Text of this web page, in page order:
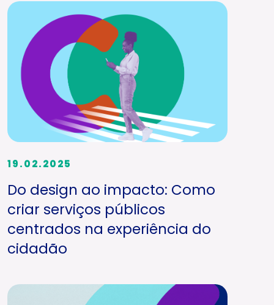
19.02.2025
Do design ao impacto: Como
criar serviços públicos
centrados na experiência do
cidadão